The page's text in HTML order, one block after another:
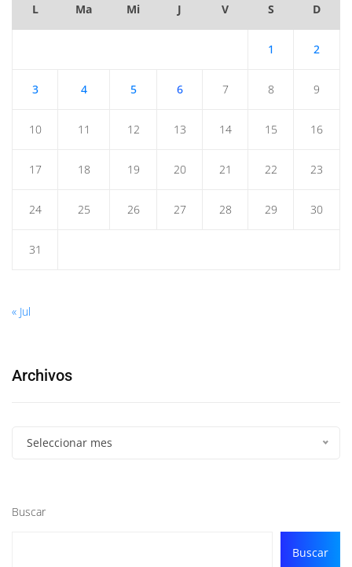
L Ma Mi J V S D
1 2
3 4 5 6 7 8 9
10 11 12 13 14 15 16
17 18 19 20 21 22 23
24 25 26 27 28 29 30
31
« Jul
Archivos
Seleccionar mes
Buscar
Buscar